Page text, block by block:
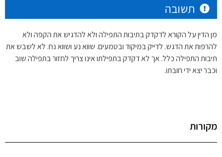
תשובה
מן הדין על הקורא לדקדק בתיבות התפילה ולא להדגיש את הקפה ולא
להרפות את הדגש. לדייק במיקוד ובטמעים. שווא נע ושווא נח. לא לשבש את
תיבות התפילה כלל. אך לא דקדק בתפילתו אינו צריך לחזור בתפילה שוב
וכבר יצא ידי חובתו.
מקורות